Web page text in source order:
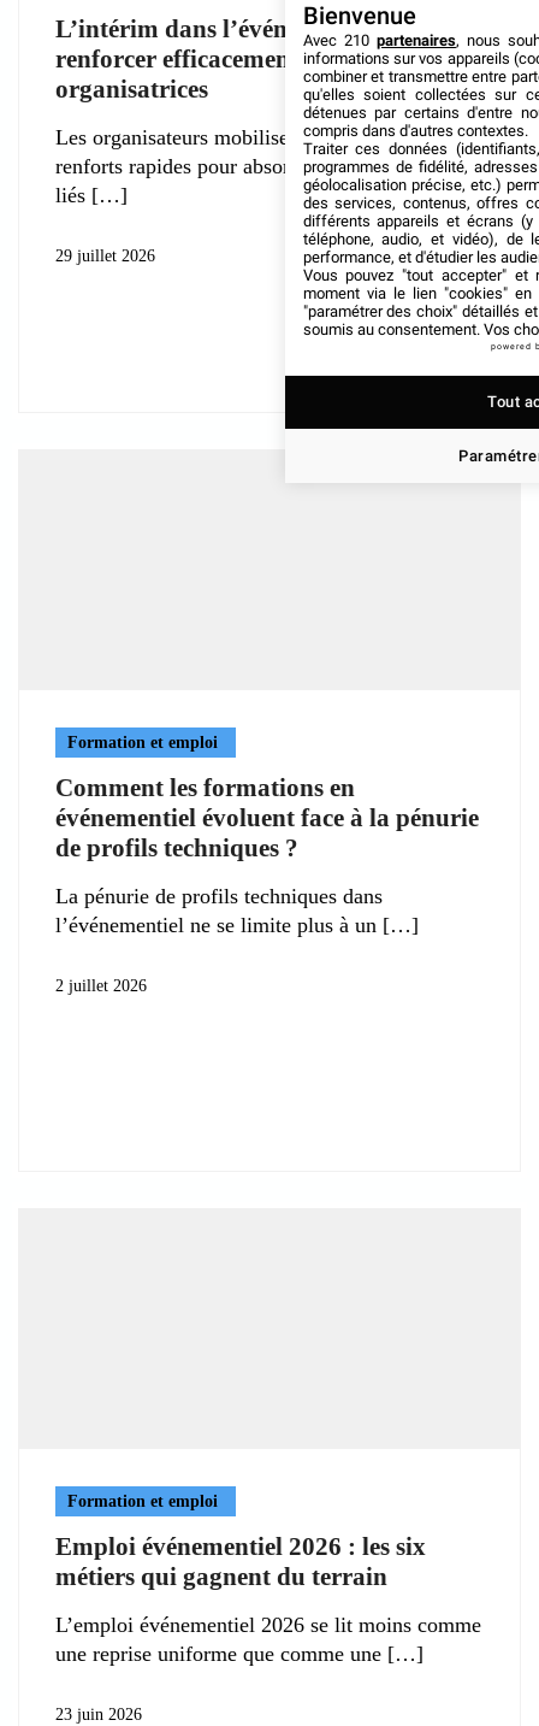
L’intérim dans l’événementiel :
renforcer efficacement les équipes
organisatrices
Les organisateurs mobilisent souvent des
renforts rapides pour absorber les pics d’activité
liés
29 juillet 2026
Formation et emploi
Comment les formations en
événementiel évoluent face à la pénurie
de profils techniques ?
La pénurie de profils techniques dans
l’événementiel ne se limite plus à un
2 juillet 2026
Formation et emploi
Emploi événementiel 2026 : les six
métiers qui gagnent du terrain
L’emploi événementiel 2026 se lit moins comme
une reprise uniforme que comme une
23 juin 2026
Bienvenue
Avec 210 partenaires, nous
informations sur vos appareils
combiner et transmettre entre
qu'elles soient collectées sur
détenues par certains d'entre
compris dans d'autres contextes.
Traiter ces données
programmes de fidélité,
géolocalisation précise, etc.)
des services, contenus, offres
différents appareils et écrans (y
téléphone, audio, et vidéo), de
performance, et d'étudier les
Vous pouvez "tout accepter" et
moment via le lien "cookies" en
"paramétrer des choix" détaillés
soumis au consentement. Vos
powered
Tout